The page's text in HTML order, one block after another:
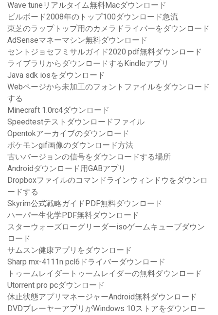
Wave tuneリアルタイム無料Macダウンロード
ビルボード2008年のトップ100ダウンロード急流
東芝のラップトップ用のカメラドライバーをダウンロード
AdSenseマネーマシン無料ダウンロード
セントジョセフミサルガイド2020 pdf無料ダウンロード
ライブラリからダウンロードするKindleアプリ
Java sdk iosをダウンロード
Webページから未加工のフォントファイルをダウンロード
する
Minecraft 1.0rc4ダウンロード
Speedtestテストダウンロードファイル
Opentokアーカイブのダウンロード
ポケモンgif画像のダウンロード方法
古いバージョンの信号をダウンロードする場所
Androidダウンロード用GABアプリ
Dropboxファイルのコマンドラインウィンドウをダウンロ
ードする
Skyrim公式戦略ガイドPDF無料ダウンロード
ハーパー生化学PDF無料ダウンロード
スターウォーズローグリーダーisoゲームキューブダウン
ロード
サムスン健康アプリをダウンロード
Sharp mx-4111n pcl6ドライバーダウンロード
トゥームレイダートゥームレイダーの無料ダウンロード
Utorrent pro pcダウンロード
休止状態アプリマネージャーAndroid無料ダウンロード
DVDプレーヤーアプリがWindows 10ストアをダウンロー